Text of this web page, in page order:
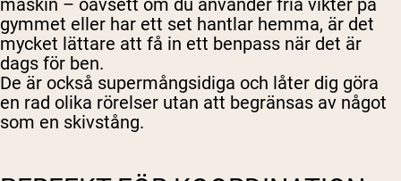
maskin – oavsett om du använder fria vikter på
gymmet eller har ett set hantlar hemma, är det
mycket lättare att få in ett benpass när det är
dags för ben.
De är också supermångsidiga och låter dig göra
en rad olika rörelser utan att begränsas av något
som en skivstång.